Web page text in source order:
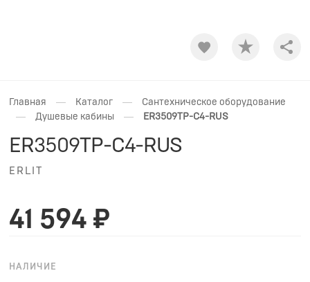
Главная — Каталог — Сантехническое оборудование
— Душевые кабины — ER3509TP-C4-RUS
ER3509TP-C4-RUS
ERLIT
41 594 ₽
НАЛИЧИЕ